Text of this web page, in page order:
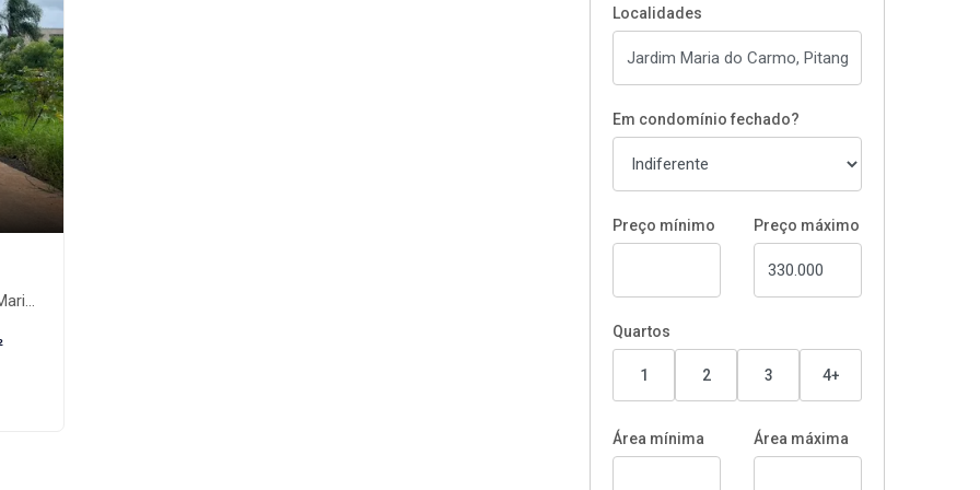
PR
Localidades
Em condomínio fechado?
Preço mínimo Preço máximo
Quartos
1 2 3 4+
Área mínima Área máxima